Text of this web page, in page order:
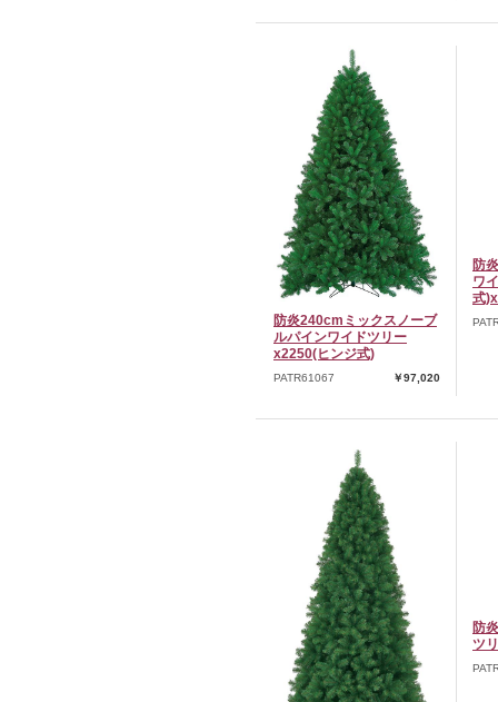
防炎240cmミックスノーブ
ルパインワイドツリー
x2250(ヒンジ式)
PATR61067 ￥97,020
防
ワ
式
防
ツ